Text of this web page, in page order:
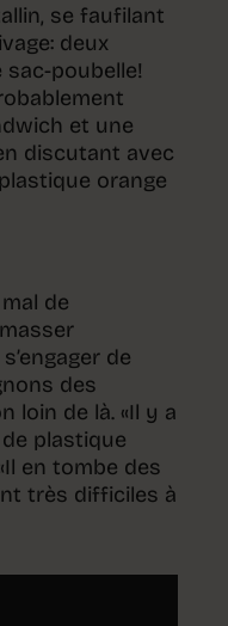
se faufilant
deux
sac-poubelle!
et une
discutant avec
orange
de
de
des
loin de là. «Il y a
plastique
en tombe des
très difficiles à